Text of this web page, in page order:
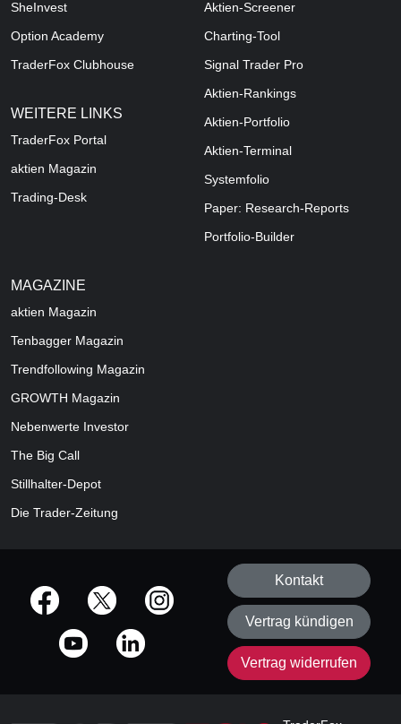
SheInvest
Option Academy
TraderFox Clubhouse
WEITERE LINKS
TraderFox Portal
aktien Magazin
Trading-Desk
Aktien-Screener
Charting-Tool
Signal Trader Pro
Aktien-Rankings
Aktien-Portfolio
Aktien-Terminal
Systemfolio
Paper: Research-Reports
Portfolio-Builder
MAGAZINE
aktien Magazin
Tenbagger Magazin
Trendfollowing Magazin
GROWTH Magazin
Nebenwerte Investor
The Big Call
Stillhalter-Depot
Die Trader-Zeitung
offizielle Social Media-Accounts
Kontakt
Vertrag kündigen
Vertrag widerrufen